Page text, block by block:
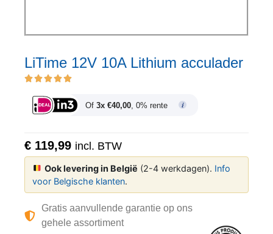
LiTime 12V 10A Lithium acculader
Of 3x €40,00, 0% rente
€ 119,99 incl. BTW
Ook levering in België (2-4 werkdagen). Info
voor Belgische klanten.
Gratis aanvullende garantie op ons
gehele assortiment